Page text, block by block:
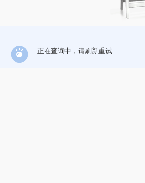
正在查询中，请刷新重试